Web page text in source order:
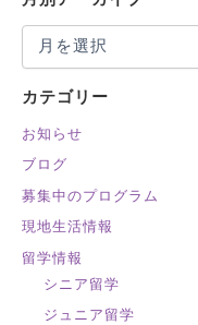
カテゴリー
お知らせ
ブログ
募集中のプログラム
現地生活情報
留学情報
シニア留学
ジュニア留学